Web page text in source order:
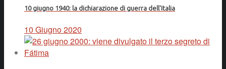
10 giugno 1940: la dichiarazione di guerra dell'Italia
10 Giugno 2020